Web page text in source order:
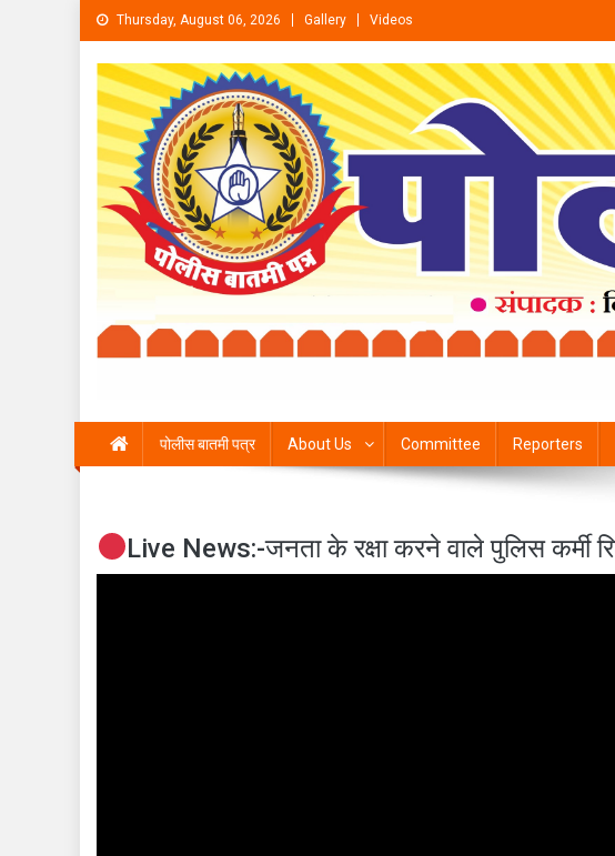
Skip to content
Thursday, August 06, 2026 Gallery Videos
पोलीस बातमी पत्र About Us Committee Reporters
Live News:-जनता के रक्षा करने वाले पुलिस कर्मी